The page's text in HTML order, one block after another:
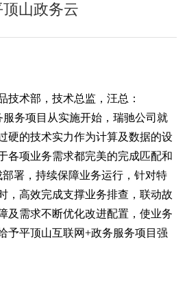
顶山政务云
技术部，技术总监，汪总：
务项目从实施开始，瑞驰公司就
硬的技术实力作为计算及数据的设
各项业务需求都完美的完成匹配和
署，持续保障业务运行，针对特
，高效完成支撑业务排查，联动故
及需求不断优化改进配置，使业务
予平顶山互联网+政务服务项目强